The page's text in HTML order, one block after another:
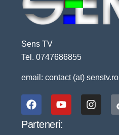
Sens TV
Tel. 0747686855
email: contact (at) senstv.ro
Parteneri: